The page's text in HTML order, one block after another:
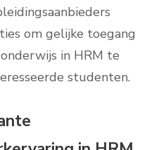
om gelijke toegang
in HRM te
studenten.